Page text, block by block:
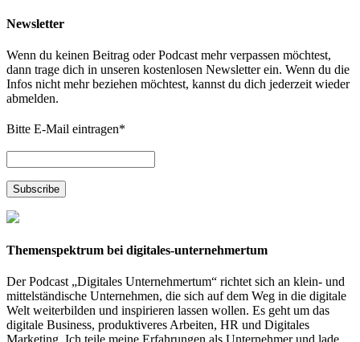
Newsletter
Wenn du keinen Beitrag oder Podcast mehr verpassen möchtest,
dann trage dich in unseren kostenlosen Newsletter ein. Wenn du die
Infos nicht mehr beziehen möchtest, kannst du dich jederzeit wieder
abmelden.
Bitte E-Mail eintragen*
Themenspektrum bei digitales-unternehmertum
Der Podcast „Digitales Unternehmertum“ richtet sich an klein- und
mittelständische Unternehmen, die sich auf dem Weg in die digitale
Welt weiterbilden und inspirieren lassen wollen. Es geht um das
digitale Business, produktiveres Arbeiten, HR und Digitales